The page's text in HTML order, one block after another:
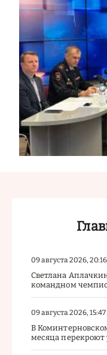
09 августа 2026, 20:16
Светлана
командном
09 августа 2026, 15:47
В
месяца перекроют